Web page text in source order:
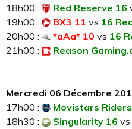
18h00 :
Red Reserve 16
19h00 :
BX3 11 vs 16
20h00 :
*aAa* 10 vs 16
21h00 :
Reason
Mercredi 06 Décembre
17h00 :
Movistars
18h30 :
Singularity 16 vs